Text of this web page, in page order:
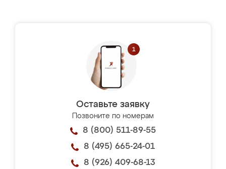
Оставьте заявку
Позвоните по номерам
8 (800) 511-89-55
8 (495) 665-24-01
8 (926) 409-68-13